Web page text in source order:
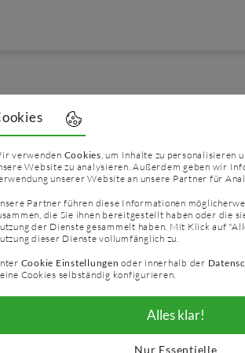
Überblick darüber, was mit Ihren
Daten, mit denen Sie persönlich
unter diesem Text aufgeführten
auf dieser Website?
durch den Websitebetreiber.
entnehmen.
verwenden Cookies, um Inhalte zu personalisieren
Website zu analysieren. Außerdem geben wir
unserer Website an unsere Partner für
Partner führen diese Informationen
die Sie ihnen bereitgestellt haben oder die
der Dienste gesammelt haben. Mit Klick auf
dieser Dienste vollumfänglich zu.
Cookie Einstellungen oder innerhalb der
Cookies selbständig konfigurieren.
Alles klar!
Nur Essentielle